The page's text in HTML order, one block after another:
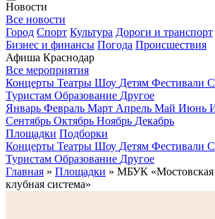
Новости
Все новости
Город Спорт Культура Дороги и транспорт
Бизнес и финансы Погода Происшествия
Афиша Краснодар
Все мероприятия
Концерты Театры Шоу Детям Фестивали
Туристам Образование Другое
Январь Февраль Март Апрель Май Июнь
Сентябрь Октябрь Ноябрь Декабрь
Площадки Подборки
Концерты Театры Шоу Детям Фестивали
Туристам Образование Другое
Главная » Площадки » МБУК «Мостовская
клубная система»